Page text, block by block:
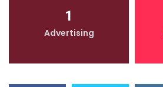
1
Advertising